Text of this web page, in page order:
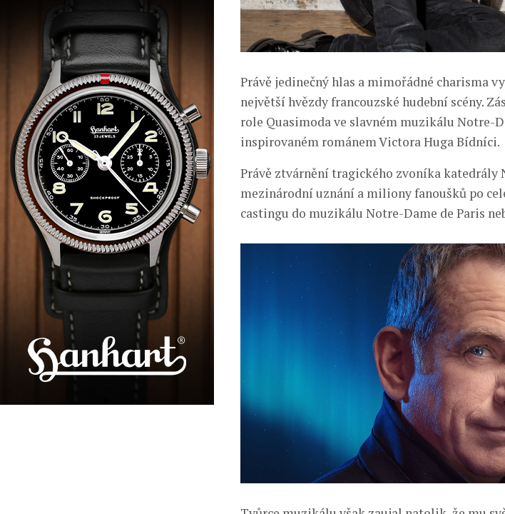
Právě jedinečný hlas a mimořádné charisma
největší hvězdy francouzské hudební scény.
role Quasimoda ve slavném muzikálu Notre-
inspirovaném románem Victora Huga Bídníci.
Právě ztvárnění tragického zvoníka katedrály
mezinárodní uznání a miliony fanoušků po
castingu do muzikálu Notre-Dame de Paris